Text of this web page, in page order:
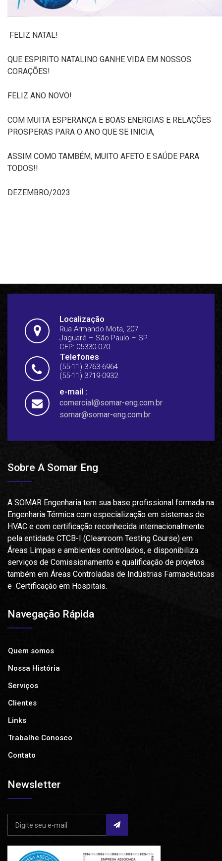
FELIZ NATAL!
QUE ESPIRITO NATALINO GANHE VIDA EM NOSSOS
CORAÇÕES!
FELIZ ANO NOVO!
COM MUITA ESPERANÇA E BOAS ENERGIAS E RELAÇÕES
PROSPERAS PARA O ANO QUE SE INICIA,
ASSIM COMO TAMBÉM, MUITO AFETO E SAÚDE PARA
TODOS!!
DEZEMBRO/2023
Localização
Rua Armando Mota, 207
Jaguaré – São Paulo – SP
CEP: 05330-070
Telefones
(55-11) 3763-6964
(55-11) 3719-0932
e-mail :
comercial@somar-eng.com.br
somar@somar-eng.com.br
Sobre A Somar Eng
A SOMAR Engenharia tem sua base profissional formada na
Engenharia Térmica com especialização em sistemas de
HVAC e com certificação reconhecida internacionalmente
pela entidade CTCB-I (Cleanroom Testing Course) em
Áreas Limpas e ambientes controlados, e disponibiliza
serviços de Comissionamento e qualificação de projetos
também em Áreas Controladas de Indústrias Farmacêuticas
e Certificação em Hospitais.
Navegação Rápida
Quem somos
Nossa História
Serviços
Clientes
Links
Trabalhe Conosco
Contato
Newsletter